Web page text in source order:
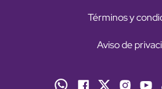
Términos y
Aviso de